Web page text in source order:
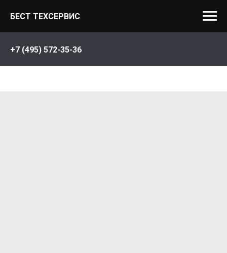
БЕСТ ТЕХСЕРВИС
+7 (495) 572-35-36